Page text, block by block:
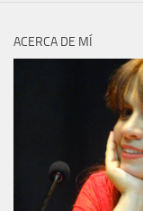
ACERCA DE MÍ